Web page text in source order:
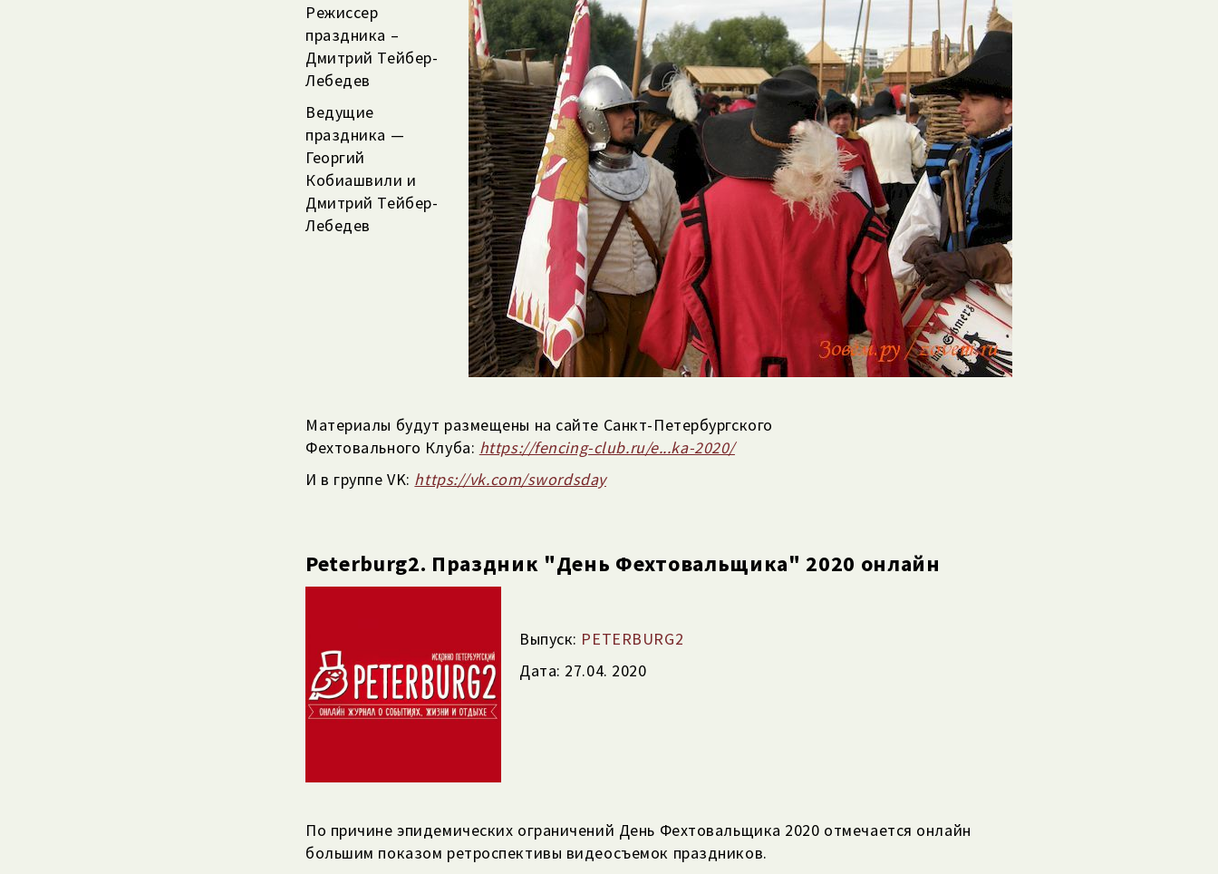
Режиссер
праздника –
Дмитрий Тейбер-
Лебедев
Ведущие
праздника —
Георгий
Кобиашвили и
Дмитрий Тейбер-
Лебедев
Материалы будут размещены на сайте Санкт-Петербургского
Фехтовального Клуба: https://fencing-club.ru/e...ka-2020/
И в группе VK: https://vk.com/swordsday
Peterburg2. Праздник "День Фехтовальщика" 2020 онлайн
Выпуск: PETERBURG2
Дата: 27.04. 2020
По причине эпидемических ограничений День Фехтовальщика 2020 отмечается онлайн
большим показом ретроспективы видеосъемок праздников.